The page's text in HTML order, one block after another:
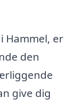
Hammel, er
den
give dig